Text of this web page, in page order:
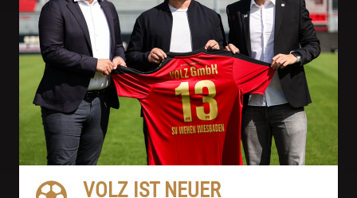
VOLZ IST NEUER